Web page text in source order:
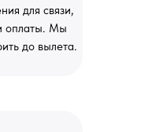
для связи,
оплаты. Мы
до вылета.